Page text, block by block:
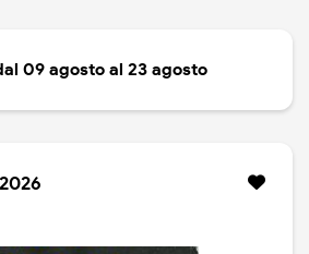
09 agosto al 23 agosto